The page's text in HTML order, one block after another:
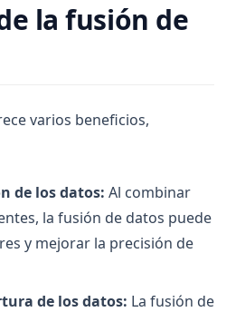
vs ActivePython vs Anaconda
aprender Python? ¿Es difícil
y minúsculas?
de aprendizaje
la fusión de
varios beneficios,
de los datos: Al combinar
la fusión de datos puede
y mejorar la precisión de
de los datos: La fusión de